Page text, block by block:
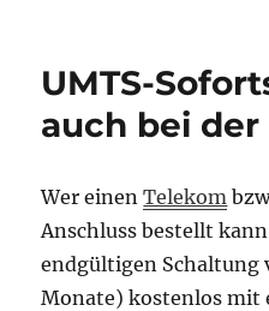
VOX
HD
bei
UMTS-
auch bei der
Wer einenTelekom
Anschluss bestellt
endgültigen Schaltung
Monate) kostenlos mit